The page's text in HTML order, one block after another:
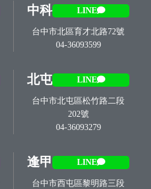
中科 LINE
台中市北區育才北路72號
04-36093599
北屯 LINE
台中市北屯區松竹路二段
202號
04-36093279
逢甲 LINE
台中市西屯區黎明路三段